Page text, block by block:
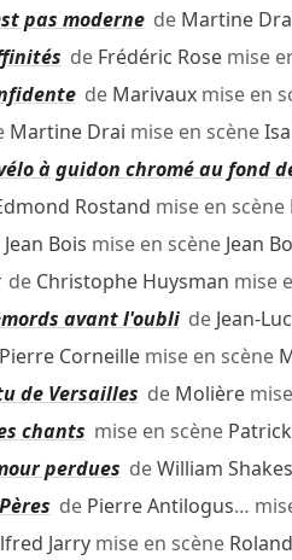
pas modernede Martine
de Frédéric Rosemise
de Marivauxmise en
Martine Drai mise en scène
à guidon chromé au fond
Rostand mise en scène
Jean Bois mise en scène Jean
de Christophe Huysman mise
avant l'oublide Jean-
Pierre Corneillemise en scène
de Versailles de Molière
chants mise en scène
perdues deWilliam
de Pierre Antilogus…
Jarrymise en scène